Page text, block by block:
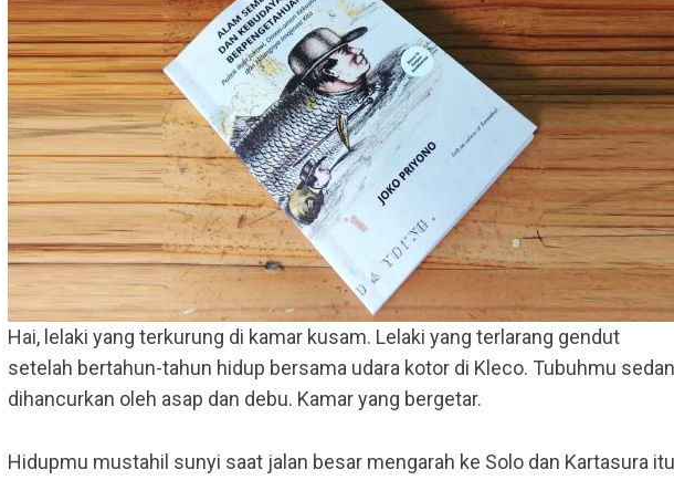
Hai, lelaki yang terkurung di kamar kusam. Lelaki yang terlarang gendut
setelah bertahun-tahun hidup bersama udara kotor di Kleco. Tubuhmu
dihancurkan oleh asap dan debu. Kamar yang bergetar.
Hidupmu mustahil sunyi saat jalan besar mengarah ke Solo dan Kartasura itu